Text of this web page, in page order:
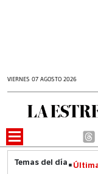
VIERNES 07 AGOSTO 2026